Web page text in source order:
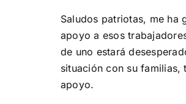
Saludos patriotas, me ha
apoyo a esos
de uno estará
situación con su familias,
apoyo.